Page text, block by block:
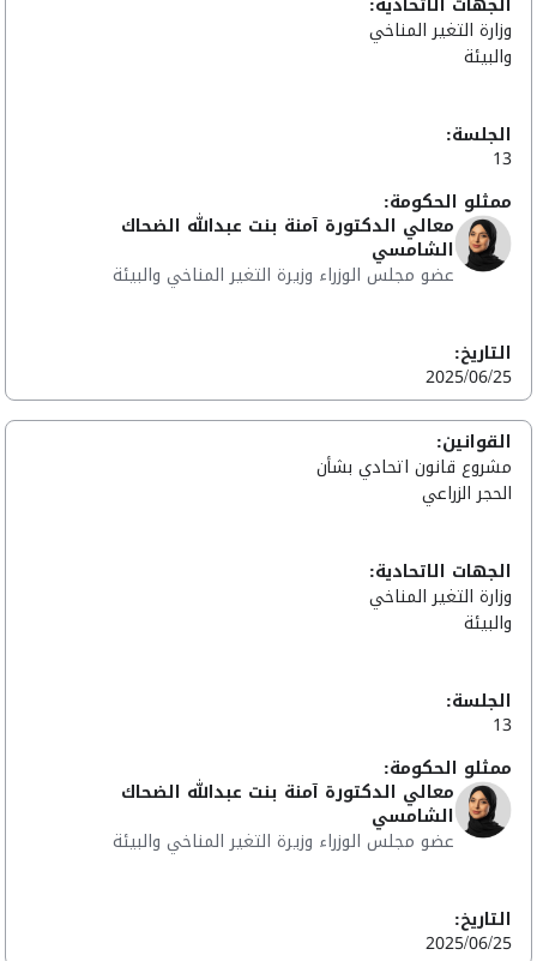
وزارة التغير المناخي
والبيئة
الجلسة:
13
ممثلو الحكومة:
معالي الدكتورة آمنة بنت عبدالله الضحاك
الشامسي
عضو مجلس الوزراء وزيرة التغير المناخي والبيئة
التاريخ:
2025/06/25
القوانين:
مشروع قانون اتحادي بشأن
الحجر الزراعي
الجهات الاتحادية:
وزارة التغير المناخي
والبيئة
الجلسة:
13
ممثلو الحكومة:
معالي الدكتورة آمنة بنت عبدالله الضحاك
الشامسي
عضو مجلس الوزراء وزيرة التغير المناخي والبيئة
التاريخ:
2025/06/25